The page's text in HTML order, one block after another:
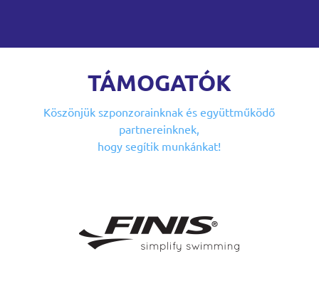
TÁMOGATÓK
Köszönjük szponzorainknakés együttműködő
partnereinknek,
hogy segítik munkánkat!